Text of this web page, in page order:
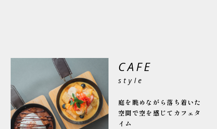
CAFE
style
庭を眺めながら落ち着いた
空間で空を感じてカフェタ
イム